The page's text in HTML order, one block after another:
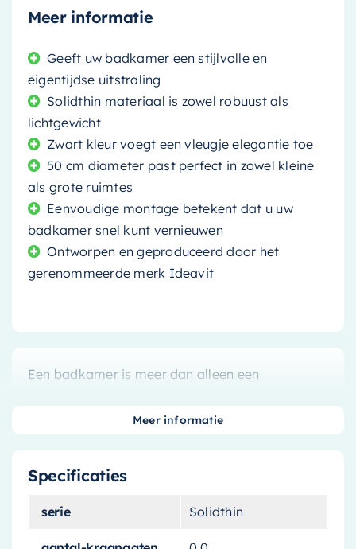
Meer informatie
Geeft uw badkamer een stijlvolle en
eigentijdse uitstraling
Solidthin materiaal is zowel robuust als
lichtgewicht
Zwart kleur voegt een vleugje elegantie toe
50 cm diameter past perfect in zowel kleine
als grote ruimtes
Eenvoudige montage betekent dat u uw
badkamer snel kunt vernieuwen
Ontworpen en geproduceerd door het
gerenommeerde merk Ideavit
Een badkamer is meer dan alleen een
ontspannen en te vernieuwen. De
design en hoogwaardige materialen.
Voeg een vleugje klasse toe
aan uw badkamer
Specificaties
serie Solidthin
Meer informatie